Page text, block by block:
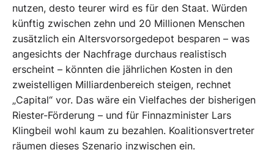
nutzen, desto teurer wird es für den Staat. Würden
künftig zwischen zehn und 20 Millionen Menschen
zusätzlich ein Altersvorsorgedepot besparen – was
angesichts der Nachfrage durchaus realistisch
erscheint – könnten die jährlichen Kosten in den
zweistelligen Milliardenbereich steigen, rechnet
„Capital“ vor. Das wäre ein Vielfaches der bisherigen
Riester-Förderung – und für Finnazminister Lars
Klingbeil wohl kaum zu bezahlen. Koalitionsvertreter
räumen dieses Szenario inzwischen ein.